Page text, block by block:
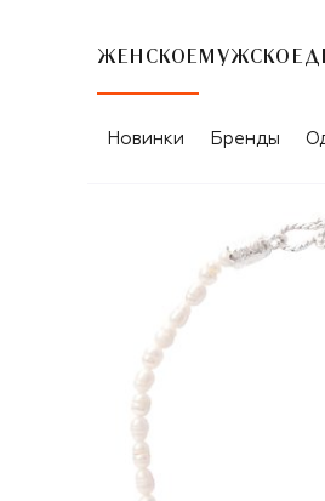
ЖЕНСКОЕ МУЖСКОЕ
Новинки Бренды